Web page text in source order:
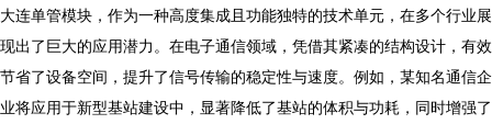
大连单管模块，作为一种高度集成且功能独特的技术单元，在多个行业展
现出了巨大的应用潜力。在电子通信领域，凭借其紧凑的结构设计，有效
节省了设备空间，提升了信号传输的稳定性与速度。例如，某知名通信企
业将应用于新型基站建设中，显著降低了基站的体积与功耗，同时增强了